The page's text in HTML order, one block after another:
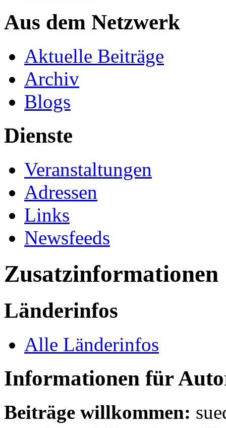
Aus dem Netzwerk
Aktuelle Beiträge
Archiv
Blogs
Dienste
Veranstaltungen
Adressen
Links
Newsfeeds
Zusatzinformationen
Länderinfos
Alle Länderinfos
Informationen für
Beiträge willkommen: